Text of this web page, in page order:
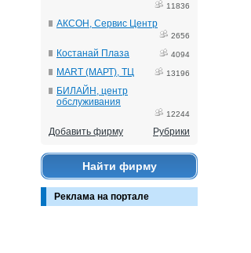
11836
АКСОН, Сервис Центр
2656
Костанай Плаза 4094
MART (МАРТ), ТЦ 13196
БИЛАЙН, центр
обслуживания
12244
Добавить фирму Рубрики
Найти фирму
Реклама на портале